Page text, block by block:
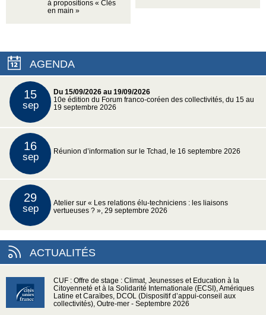
à propositions « Clés
en main »
AGENDA
15
sep
Du 15/09/2026 au 19/09/2026
10e édition du Forum franco-coréen des collectivités, du 15 au
19 septembre 2026
16
sep Réunion d’information sur le Tchad, le 16 septembre 2026
29
sep
Atelier sur « Les relations élu-techniciens : les liaisons
vertueuses ? », 29 septembre 2026
ACTUALITÉS
CUF : Offre de stage : Climat, Jeunesses et Education à la
Citoyenneté et à la Solidarité Internationale (ECSI), Amériques
Latine et Caraïbes, DCOL (Dispositif d’appui-conseil aux
collectivités), Outre-mer - Septembre 2026